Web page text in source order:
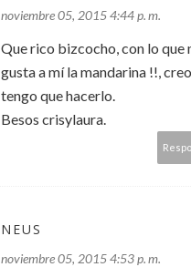
noviembre 05, 2015 4:44 p. m.
Que rico bizcocho, con lo que
gusta a mí la mandarina !!,
tengo que hacerlo.
Besos crisylaura.
NEUS
noviembre 05, 2015 4:53 p. m.